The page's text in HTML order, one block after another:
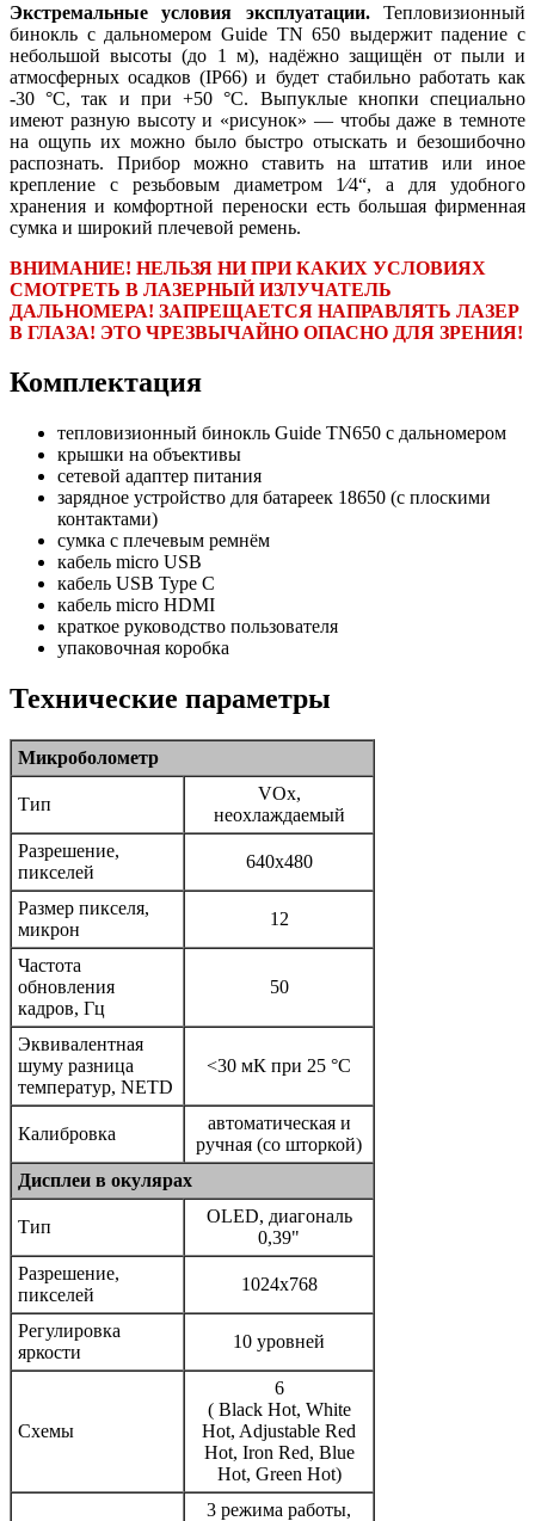
Экстремальные условия эксплуатации.Тепловизионный
бинокль с дальномером Guide TN 650 выдержит падение с
небольшой высоты (до 1 м), надёжно защищён от пыли и
атмосферных осадков (IP66) и будет стабильно работать как
-30 °C, так и при +50 °C. Выпуклые кнопки специально
имеют разную высоту и «рисунок» — чтобы даже в темноте
на ощупь их можно было быстро отыскать и безошибочно
распознать. Прибор можно ставить на штатив или иное
крепление с резьбовым диаметром 1⁄4“, а для удобного
хранения и комфортной переноски есть большая фирменная
сумка и широкий плечевой ремень.
ВНИМАНИЕ! НЕЛЬЗЯ НИ ПРИ КАКИХ УСЛОВИЯХ
СМОТРЕТЬ В ЛАЗЕРНЫЙ ИЗЛУЧАТЕЛЬ
ДАЛЬНОМЕРА! ЗАПРЕЩАЕТСЯ НАПРАВЛЯТЬ ЛАЗЕР
В ГЛАЗА! ЭТО ЧРЕЗВЫЧАЙНО ОПАСНО ДЛЯ ЗРЕНИЯ!
Комплектация
тепловизионный бинокль Guide TN650 с дальномером
крышки на объективы
сетевой адаптер питания
зарядное устройство для батареек 18650 (с плоскими
контактами)
сумка с плечевым ремнём
кабель micro USB
кабель USB Type C
кабель micro HDMI
краткое руководство пользователя
упаковочная коробка
Технические параметры
Микроболометр
Тип
VOx,
неохлаждаемый
Разрешение,
пикселей
640x480
Размер пикселя,
микрон
12
Частота
обновления
кадров, Гц
50
Эквивалентная
шуму разница
температур, NETD
<30 мК при 25 °C
Калибровка
автоматическая и
ручная (со шторкой)
Дисплеи в окулярах
Тип
OLED, диагональ
0,39"
Разрешение,
пикселей
1024x768
Регулировка
яркости
10 уровней
Схемы
6
( Black Hot, White
Hot, Adjustable Red
Hot, Iron Red, Blue
Hot, Green Hot)
3 режима работы,